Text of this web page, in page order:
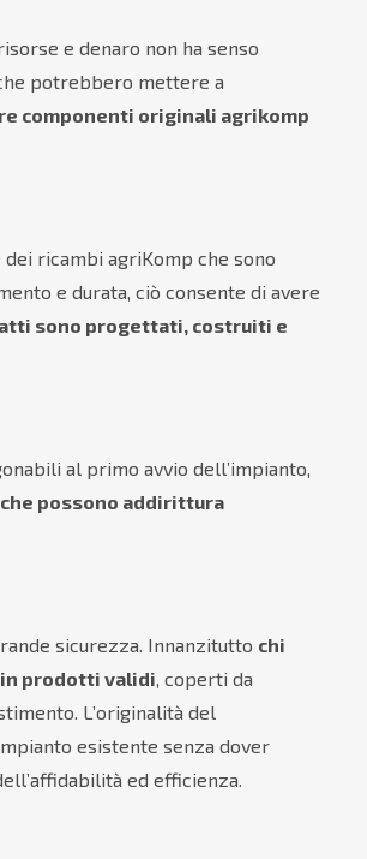
e denaro non ha senso
potrebbero mettere a
componenti originali agrikomp
ricambi agriKomp che sono
e durata, ciò consente di avere
sono progettati, costruiti e
al primo avvio dell’impianto,
possono addirittura
sicurezza. Innanzitutto chi
prodotti validi, coperti da
L’originalità del
esistente senza dover
ed efficienza.